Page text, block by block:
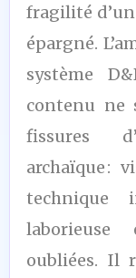
fragilité d’un
épargné.
système
contenu ne
fissures
archaïque :
technique
laborieuse
oubliées. Il